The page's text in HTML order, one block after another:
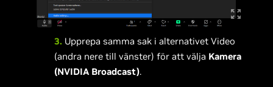
3. Upprepa samma sak i alternativet Video
(andra nere till vänster) för att välja Kamera
(NVIDIA Broadcast).